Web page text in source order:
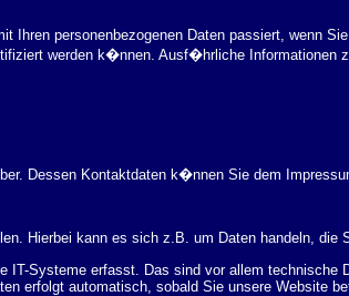
personenbezogenen Daten passiert, wenn
werden k�nnen. Ausf�hrliche Informationen
Dessen Kontaktdaten k�nnen Sie dem
Hierbei kann es sich z.B. um Daten handeln, die
Systeme erfasst. Das sind vor allem technische
erfolgt automatisch, sobald Sie unsere Website